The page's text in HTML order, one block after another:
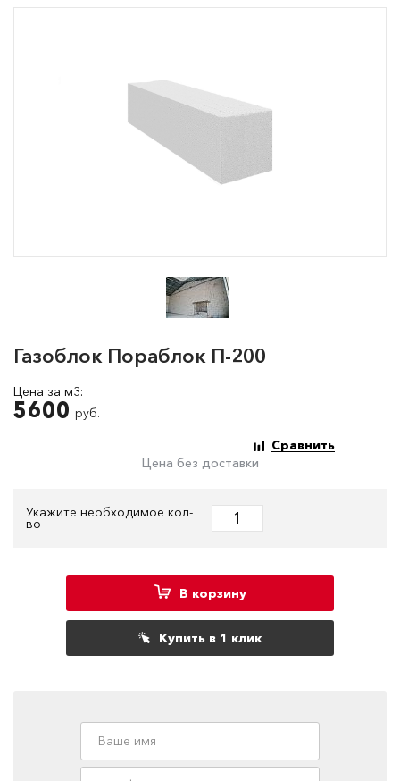
Газоблок Пораблок П-200
Цена за м3:
5600 руб.
Сравнить
Цена без доставки
Укажите необходимое кол-
во
В корзину
Купить в 1 клик